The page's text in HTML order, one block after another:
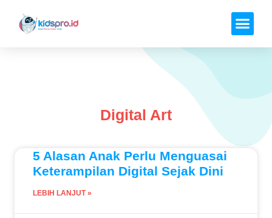
Digital Art
5 Alasan Anak Perlu Menguasai
Keterampilan Digital Sejak Dini
LEBIH LANJUT »